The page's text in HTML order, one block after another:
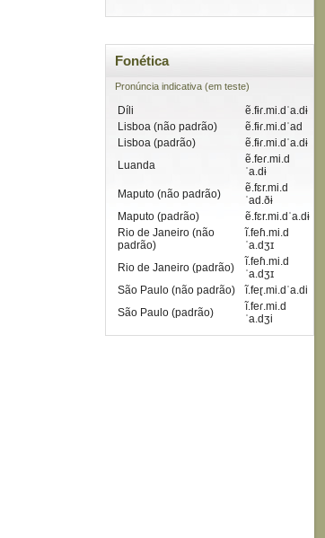
Fonética
Pronúncia indicativa (em teste)
Díli
ẽ.fɨɾ.mi.dˈa.dɨ
Lisboa (não padrão)
ẽ.fɨɾ.mi.dˈad
Lisboa (padrão)
ẽ.fɨɾ.mi.dˈa.dɨ
Luanda
ẽ.feɾ.mi.d
ˈa.dɨ
Maputo (não padrão)
ẽ.fɛr.mi.d
ˈad.ðɨ
Maputo (padrão)
ẽ.fɛr.mi.dˈa.dɨ
Rio de Janeiro (não
padrão)
ĩ.feɦ.mi.d
ˈa.dʒɪ
Rio de Janeiro (padrão)
ĩ.feɦ.mi.d
ˈa.dʒɪ
São Paulo (não padrão)
ĩ.feɽ.mi.dˈa.di
São Paulo (padrão)
ĩ.feɾ.mi.d
ˈa.dʒi